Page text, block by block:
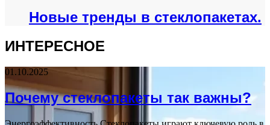
Новые тренды в стеклопакетах.
ИНТЕРЕСНОЕ
01.10.2025
Почему стеклопакеты так важны?